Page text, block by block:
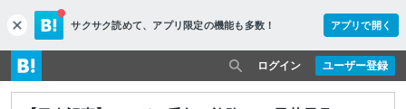
c
l
o
s
e
サクサク読めて、 アプリ限定の機能も多数！ アプリで開く
ユーザー登録
ログイン